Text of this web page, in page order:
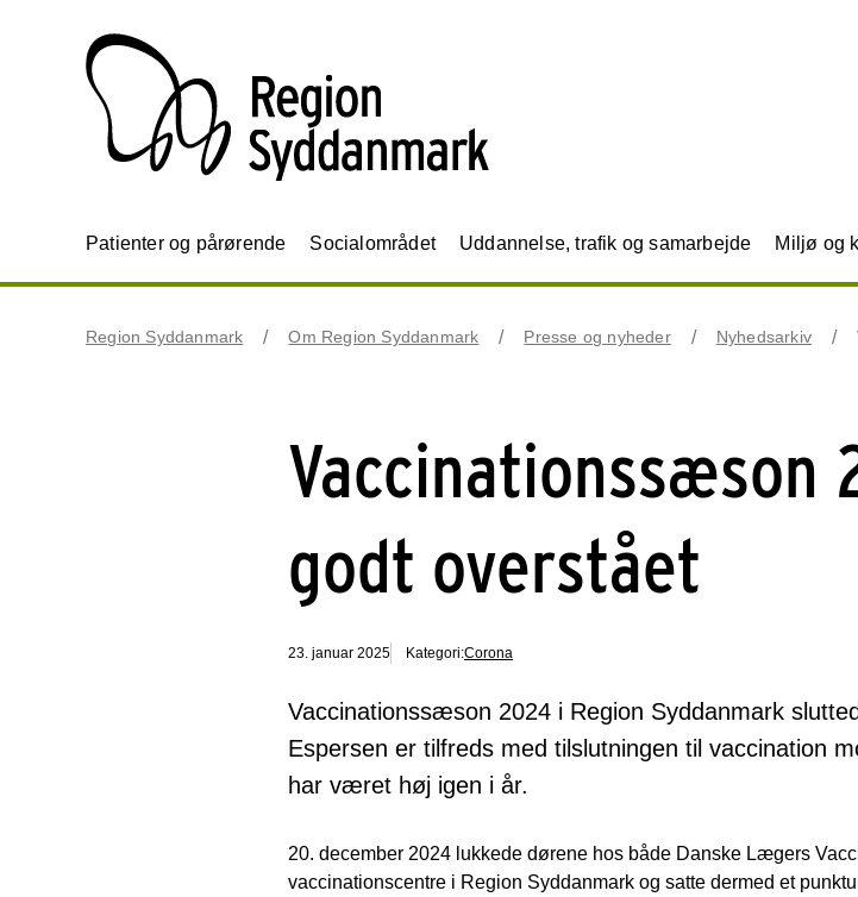
Patienter og pårørende Socialområdet Uddannelse, trafik og samarbejde Miljø og
Region Syddanmark Om Region Syddanmark Presse og nyheder Nyhedsarkiv
Vaccinationssæson
godt overstået
23. januar 2025 Kategori:Corona
Vaccinationssæson 2024 i Region Syddanmark
Espersen er tilfreds med tilslutningen til vaccination
har været høj igen i år.
20. december 2024 lukkede dørene hos både Danske Lægers
vaccinationscentre i Region Syddanmark og satte dermed et